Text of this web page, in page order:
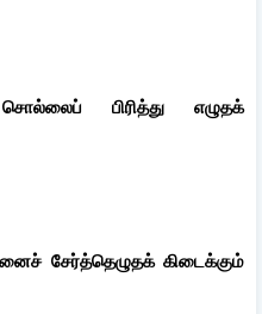
பிரித்து எழுதக்
சேர்த்தெழுதக் கிடைக்கும்